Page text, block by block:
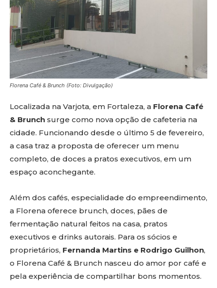
Florena Café & Brunch (Foto: Divulgação)
Localizada na Varjota, em Fortaleza, a Florena Café
& Brunch surge como nova opção de cafeteria na
cidade. Funcionando desde o último 5 de fevereiro,
a casa traz a proposta de oferecer um menu
completo, de doces a pratos executivos, em um
espaço aconchegante.
Além dos cafés, especialidade do empreendimento,
a Florena oferece brunch, doces, pães de
fermentação natural feitos na casa, pratos
executivos e drinks autorais. Para os sócios e
proprietários, Fernanda Martins e Rodrigo Guilhon,
o Florena Café & Brunch nasceu do amor por café e
pela experiência de compartilhar bons momentos.